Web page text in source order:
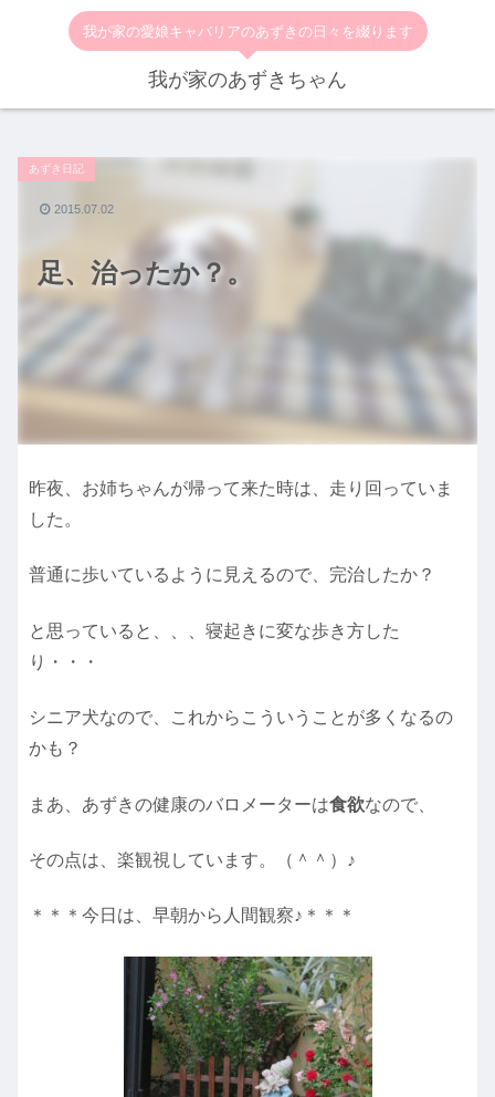
我が家の愛娘キャバリアのあずきの日々を綴ります
我が家のあずきちゃん
足、治ったか？。
あずき日記
2015.07.02
昨夜、お姉ちゃんが帰って来た時は、走り回っていま
した。
普通に歩いているように見えるので、完治したか？
と思っていると、、、寝起きに変な歩き方した
り・・・
シニア犬なので、これからこういうことが多くなるの
かも？
まあ、あずきの健康のバロメーターは食欲なので、
その点は、楽観視しています。（＾＾）♪
＊＊＊今日は、早朝から人間観察♪＊＊＊